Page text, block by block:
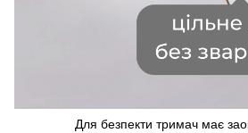
Для безпекти тримач має